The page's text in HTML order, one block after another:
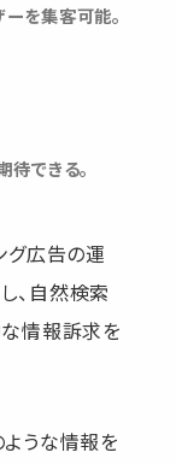
を集客可能。
待できる。
グ広告の運
、自然検索
情報訴求を
うな情報を